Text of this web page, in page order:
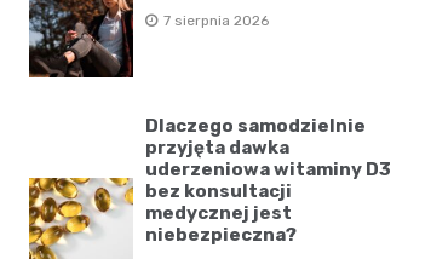
7 sierpnia 2026
Dlaczego samodzielnie
przyjęta dawka
uderzeniowa witaminy D3
bez konsultacji
medycznej jest
niebezpieczna?